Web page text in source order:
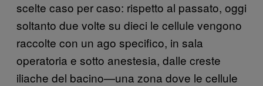
scelte caso per caso: rispetto al passato, oggi
soltanto due volte su dieci le cellule vengono
raccolte con un ago specifico, in sala
operatoria e sotto anestesia, dalle creste
iliache del bacino—una zona dove le cellule